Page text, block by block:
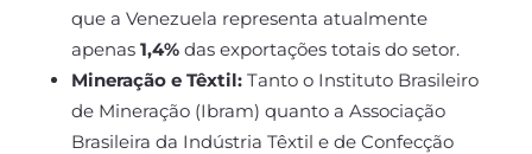
que a Venezuela representa atualmente
apenas 1,4%das exportações totais do setor.
Mineração e Têxtil:Tanto o Instituto Brasileiro
de Mineração (Ibram) quanto a Associação
Brasileira da Indústria Têxtil e de Confecção